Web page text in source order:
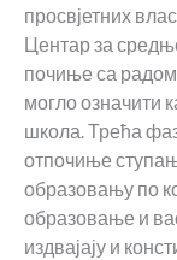
просвјетних
Центар за
почиње са радом
могло означити
школа. Трећа
отпочиње
образовању по
образовање и
издвајају и